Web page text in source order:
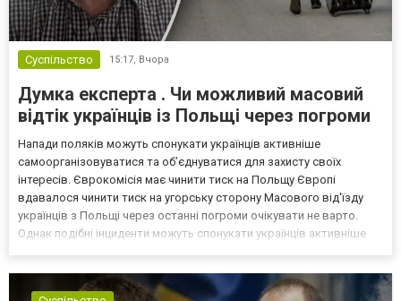
Суспільство 15:17, Вчора
Думка експерта . Чи можливий масовий
відтік українців із Польщі через погроми
Напади поляків можуть спонукати українців активніше
самоорганізовуватися та об’єднуватися для захисту своїх
інтересів. Єврокомісія має чинити тиск на Польщу Європі
вдавалося чинити тиск на угорську сторону Масового від'їзду
українців з Польщі через останні погроми очікувати не варто.
Однак подібні інциденти можуть спонукати українців активніше